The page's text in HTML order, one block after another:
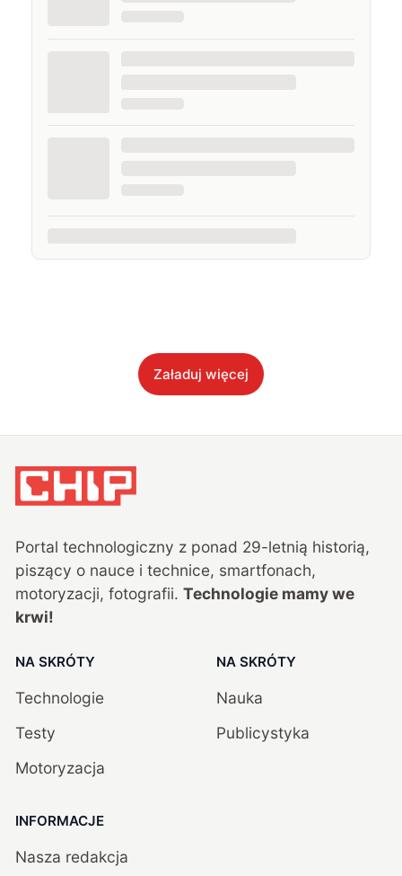
Załaduj więcej
Portal technologiczny z ponad 29-letnią historią,
piszący o nauce i technice, smartfonach,
motoryzacji, fotografii. Technologie mamy we
krwi!
NA SKRÓTY
Technologie
Testy
Motoryzacja
NA SKRÓTY
Nauka
Publicystyka
INFORMACJE
Nasza redakcja